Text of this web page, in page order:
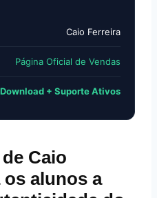
Caio Ferreira
Página Oficial de Vendas
Download + Suporte Ativos
Caio
alunos a